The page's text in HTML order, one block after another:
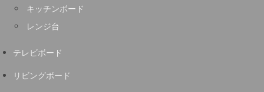
キッチンボード
レンジ台
テレビボード
リビングボード